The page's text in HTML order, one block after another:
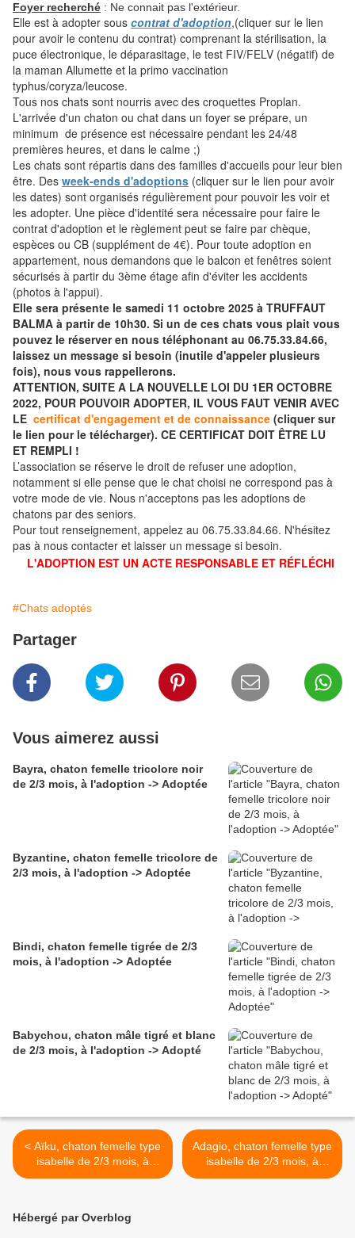
Foyer recherché : Ne connait pas l'extérieur.
Elle est à adopter sous contrat d'adoption,(cliquer sur le lien
pour avoir le contenu du contrat) comprenant la stérilisation, la
puce électronique, le déparasitage, le test FIV/FELV (négatif) de
la maman Allumette et la primo vaccination
typhus/coryza/leucose.
Tous nos chats sont nourris avec des croquettes Proplan.
L'arrivée d'un chaton ou chat dans un foyer se prépare, un
minimum de présence est nécessaire pendant les 24/48
premières heures, et dans le calme ;)
Les chats sont répartis dans des familles d'accueils pour leur bien
être. Des week-ends d'adoptions (cliquer sur le lien pour avoir
les dates) sont organisés régulièrement pour pouvoir les voir et
les adopter. Une pièce d'identité sera nécessaire pour faire le
contrat d'adoption et le règlement peut se faire par chèque,
espèces ou CB (supplément de 4€). Pour toute adoption en
appartement, nous demandons que le balcon et fenêtres soient
sécurisés à partir du 3ème étage afin d'éviter les accidents
(photos à l'appui).
Elle sera présente le samedi 11 octobre 2025 à TRUFFAUT
BALMA à partir de 10h30. Si un de ces chats vous plait vous
pouvez le réserver en nous téléphonant au 06.75.33.84.66,
laissez un message si besoin (inutile d'appeler plusieurs
fois), nous vous rappellerons.
ATTENTION, SUITE A LA NOUVELLE LOI DU 1ER OCTOBRE
2022, POUR POUVOIR ADOPTER, IL VOUS FAUT VENIR AVEC
LE certificat d'engagement et de connaissance (cliquer sur
le lien pour le télécharger). CE CERTIFICAT DOIT ÊTRE LU
ET REMPLI !
L’association se réserve le droit de refuser une adoption,
notamment si elle pense que le chat choisi ne correspond pas à
votre mode de vie. Nous n'acceptons pas les adoptions de
chatons par des seniors.
Pour tout renseignement, appelez au 06.75.33.84.66. N'hésitez
pas à nous contacter et laisser un message si besoin.
L'ADOPTION EST UN ACTE RESPONSABLE ET RÉFLÉCHI
#Chats adoptés
Partager
Vous aimerez aussi
Bayra, chaton femelle tricolore noir
de 2/3 mois, à l'adoption -> Adoptée
Byzantine, chaton femelle tricolore de
2/3 mois, à l'adoption -> Adoptée
Bindi, chaton femelle tigrée de 2/3
mois, à l'adoption -> Adoptée
Babychou, chaton mâle tigré et blanc
de 2/3 mois, à l'adoption -> Adopté
< Aïku, chaton femelle type
isabelle de 2/3 mois, à
l'adoption -> adoptée
Adagio, chaton femelle type
isabelle de 2/3 mois, à
l'adoption -> adoptée >
Hébergé par Overblog